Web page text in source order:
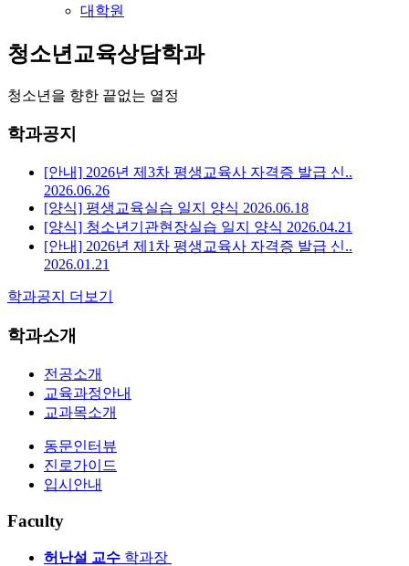
대학원
청소년교육상담학과
청소년을 향한 끝없는 열정
학과공지
[안내] 2026년 제3차 평생교육사 자격증 발급 신..
2026.06.26
[양식] 평생교육실습 일지 양식 2026.06.18
[양식] 청소년기관현장실습 일지 양식 2026.04.21
[안내] 2026년 제1차 평생교육사 자격증 발급 신..
2026.01.21
학과공지 더보기
학과소개
전공소개
교육과정안내
교과목소개
동문인터뷰
진로가이드
입시안내
Faculty
허난설 교수 학과장